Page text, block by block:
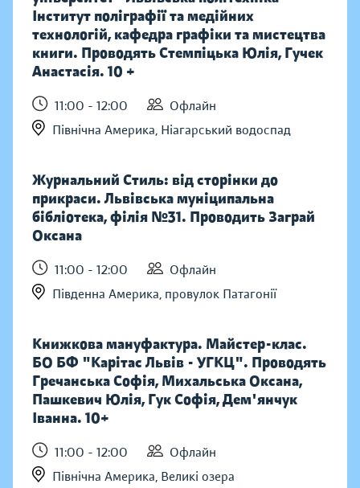
Інститут поліграфії та медійних
технологій, кафедра графіки та мистецтва
книги. Проводять Стемпіцька Юлія, Гучек
Анастасія. 10 +
11:00 - 12:00
Офлайн
Північна Америка, Ніагарський водоспад
Журнальний Стиль: від сторінки до
прикраси. Львівська муніципальна
бібліотека, філія №31. Проводить Заграй
Оксана
11:00 - 12:00
Офлайн
Південна Америка, провулок Патагонії
Книжкова мануфактура. Майстер-клас.
БО БФ "Карітас Львів - УГКЦ". Проводять
Гречанська Софія, Михальська Оксана,
Пашкевич Юлія, Гук Софія, Дем'янчук
Іванна. 10+
11:00 - 12:00
Офлайн
Північна Америка, Великі озера